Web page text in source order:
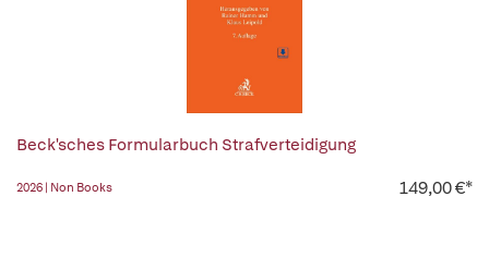
Beck'sches Formularbuch Strafverteidigung
2026 | Non Books 149,00 €*